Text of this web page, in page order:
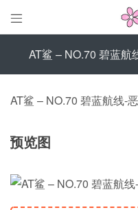

AT鲨 – NO.70 碧蓝航
AT鲨 – NO.70 碧蓝航线-
预览图